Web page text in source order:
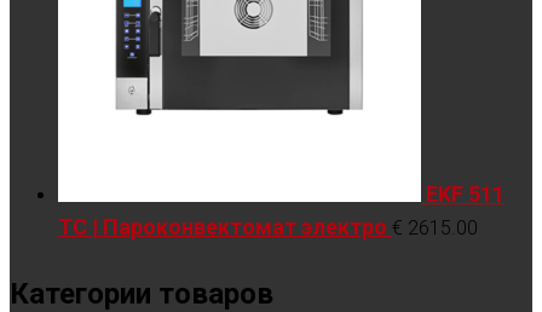
EKF 511
TC | Пароконвектомат электро € 2615.00
Категории товаров